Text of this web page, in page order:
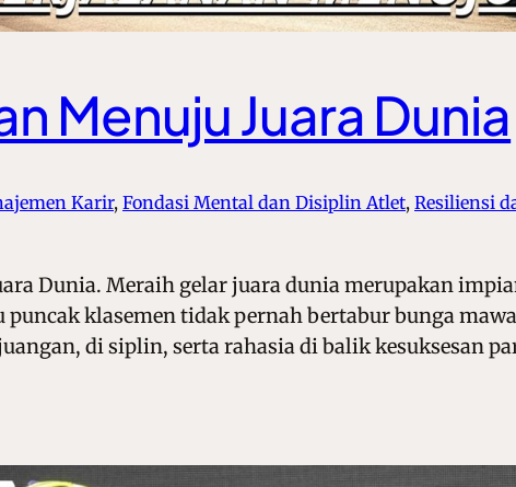
Menuju Juara Dunia
Karir, Fondasi Mental dan Disiplin Atlet, Resiliensi
Dunia. Meraih gelar juara dunia merupakan
puncak klasemen tidak pernah bertabur bunga
di siplin, serta rahasia di balik kesuksesan